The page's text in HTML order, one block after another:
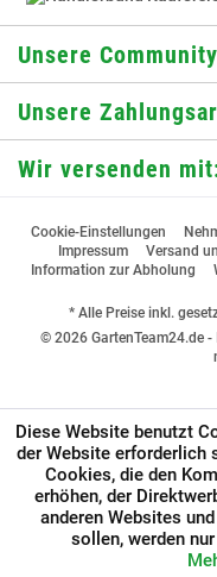
Unsere
Unsere
Wir versenden
Cookie-Einstellungen
Impressum
Versand
Information zur Abholung
* Alle Preise inkl.
© 2026 GartenTeam24.de -
Diese Website benutzt
der Website erforderlich
Cookies, die den
erhöhen, der
anderen Websites
sollen, werden